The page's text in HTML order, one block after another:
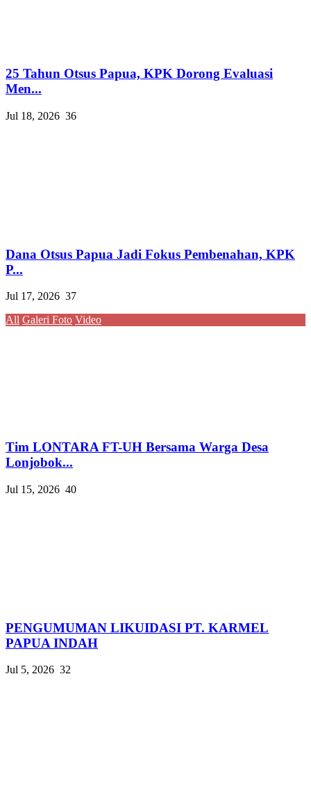
25 Tahun Otsus Papua, KPK Dorong Evaluasi
Men...
Jul 18, 2026 36
Dana Otsus Papua Jadi Fokus Pembenahan, KPK
P...
Jul 17, 2026 37
All Galeri Foto Video
Tim LONTARA FT-UH Bersama Warga Desa
Lonjobok...
Jul 15, 2026 40
PENGUMUMAN LIKUIDASI PT. KARMEL
PAPUA INDAH
Jul 5, 2026 32